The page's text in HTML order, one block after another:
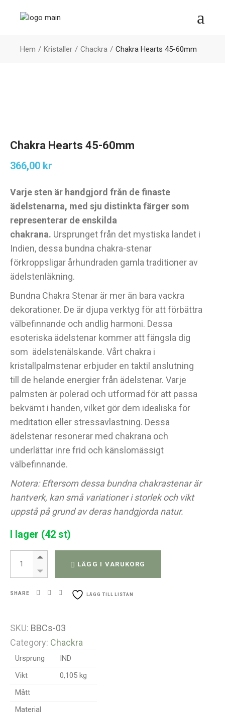
Hem Kristaller Chackra Chakra Hearts 45-60mm
Chakra Hearts 45-60mm
366,00 kr
Varje sten är handgjord från de finaste
ädelstenarna, med sju distinkta färger som
representerar de enskilda
chakrana. Ursprunget från det mystiska landet i
Indien, dessa bundna chakra-stenar
förkroppsligar århundraden gamla traditioner av
ädelstenläkning.
Bundna Chakra Stenar är mer än bara vackra
dekorationer. De är djupa verktyg för att förbättra
välbefinnande och andlig harmoni. Dessa
esoteriska ädelstenar kommer att fängsla dig
som ädelstenälskande. Vårt chakra i
kristallpalmstenar erbjuder en taktil anslutning
till de helande energier från ädelstenar. Varje
palmsten är polerad och utformad för att passa
bekvämt i handen, vilket gör dem idealiska för
meditation eller stressavlastning. Dessa
ädelstenar resonerar med chakrana och
underlättar inre frid och känslomässigt
välbefinnande.
Notera: Eftersom dessa bundna chakrastenar är
hantverk, kan små variationer i storlek och vikt
uppstå på grund av deras handgjorda natur.
I lager (42 st)
Chakra Hearts 45-60mm quantity
LÄGG I VARUKORG
SHARE LÄGG TILL LISTAN
SKU: BBCs-03
Category: Chackra
Ursprung
IND
Vikt
0,105 kg
Mått
Material